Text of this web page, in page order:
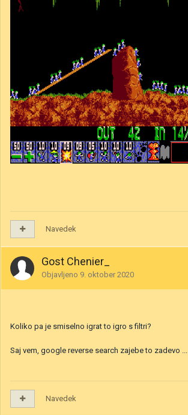
Navedek
Gost Chenier_
Objavljeno 9. oktober 2020
Koliko pa je smiselno igrat to igro s filtri?
Saj vem, google reverse search zajebe to zadevo ...
Navedek